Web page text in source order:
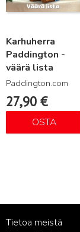
Karhuherra
Paddington -
väärä lista
Paddington.com
27,90 €
OSTA
Tietoa meistä